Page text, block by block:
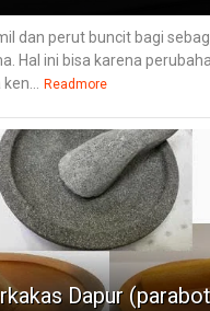
dan perut buncit bagi
Hal ini bisa karena
Readmore
Dapur